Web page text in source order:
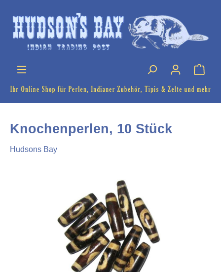
Knochenperlen, 10 Stück
Hudsons Bay